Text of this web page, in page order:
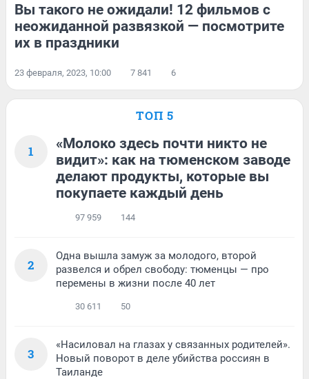
Вы такого не ожидали! 12 фильмов с
неожиданной развязкой — посмотрите
их в праздники
23 февраля, 2023, 10:00 7 841 6
ТОП 5
1
«Молоко здесь почти никто не
видит»: как на тюменском заводе
делают продукты, которые вы
покупаете каждый день
97 959 144
2
Одна вышла замуж за молодого, второй
развелся и обрел свободу: тюменцы — про
перемены в жизни после 40 лет
30 611 50
3
«Насиловал на глазах у связанных родителей».
Новый поворот в деле убийства россиян в
Таиланде